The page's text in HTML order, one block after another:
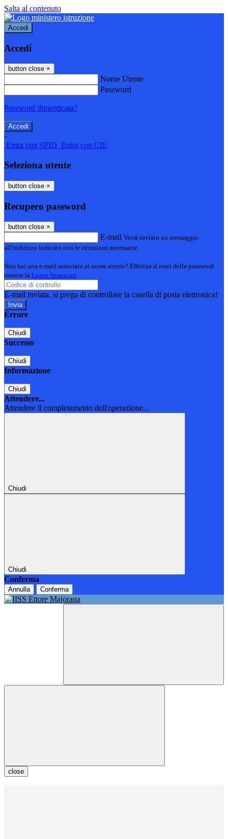
Salta al contenuto
Accedi
Accedi
button close ×
Nome Utente
Password
Password dimenticata?
-
Entra con SPID Entra con CIE
Seleziona utente
button close ×
Recupero password
button close ×
E-mail Verrà inviato un messaggio
all'indirizzo indicato con le istruzioni necessarie.
Non hai una e-mail associata al nome utente? Effettua il reset della password
tramite la Login Spaggiari
E-mail inviata, si prega di controllare la casella di posta elettronica!
Errore
Chiudi
Successo
Chiudi
Informazione
Chiudi
Attendere...
Attendere il completamento dell'operazione...
Chiudi
Chiudi
Conferma
Annulla Conferma
close